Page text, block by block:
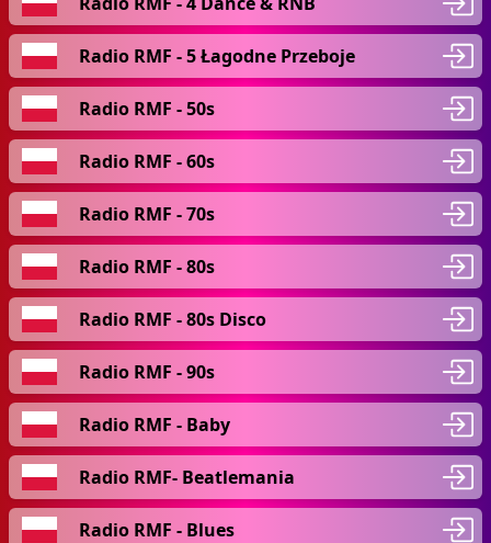
Radio RMF - 5 Łagodne Przeboje
Radio RMF - 50s
Radio RMF - 60s
Radio RMF - 70s
Radio RMF - 80s
Radio RMF - 80s Disco
Radio RMF - 90s
Radio RMF - Baby
Radio RMF- Beatlemania
Radio RMF - Blues